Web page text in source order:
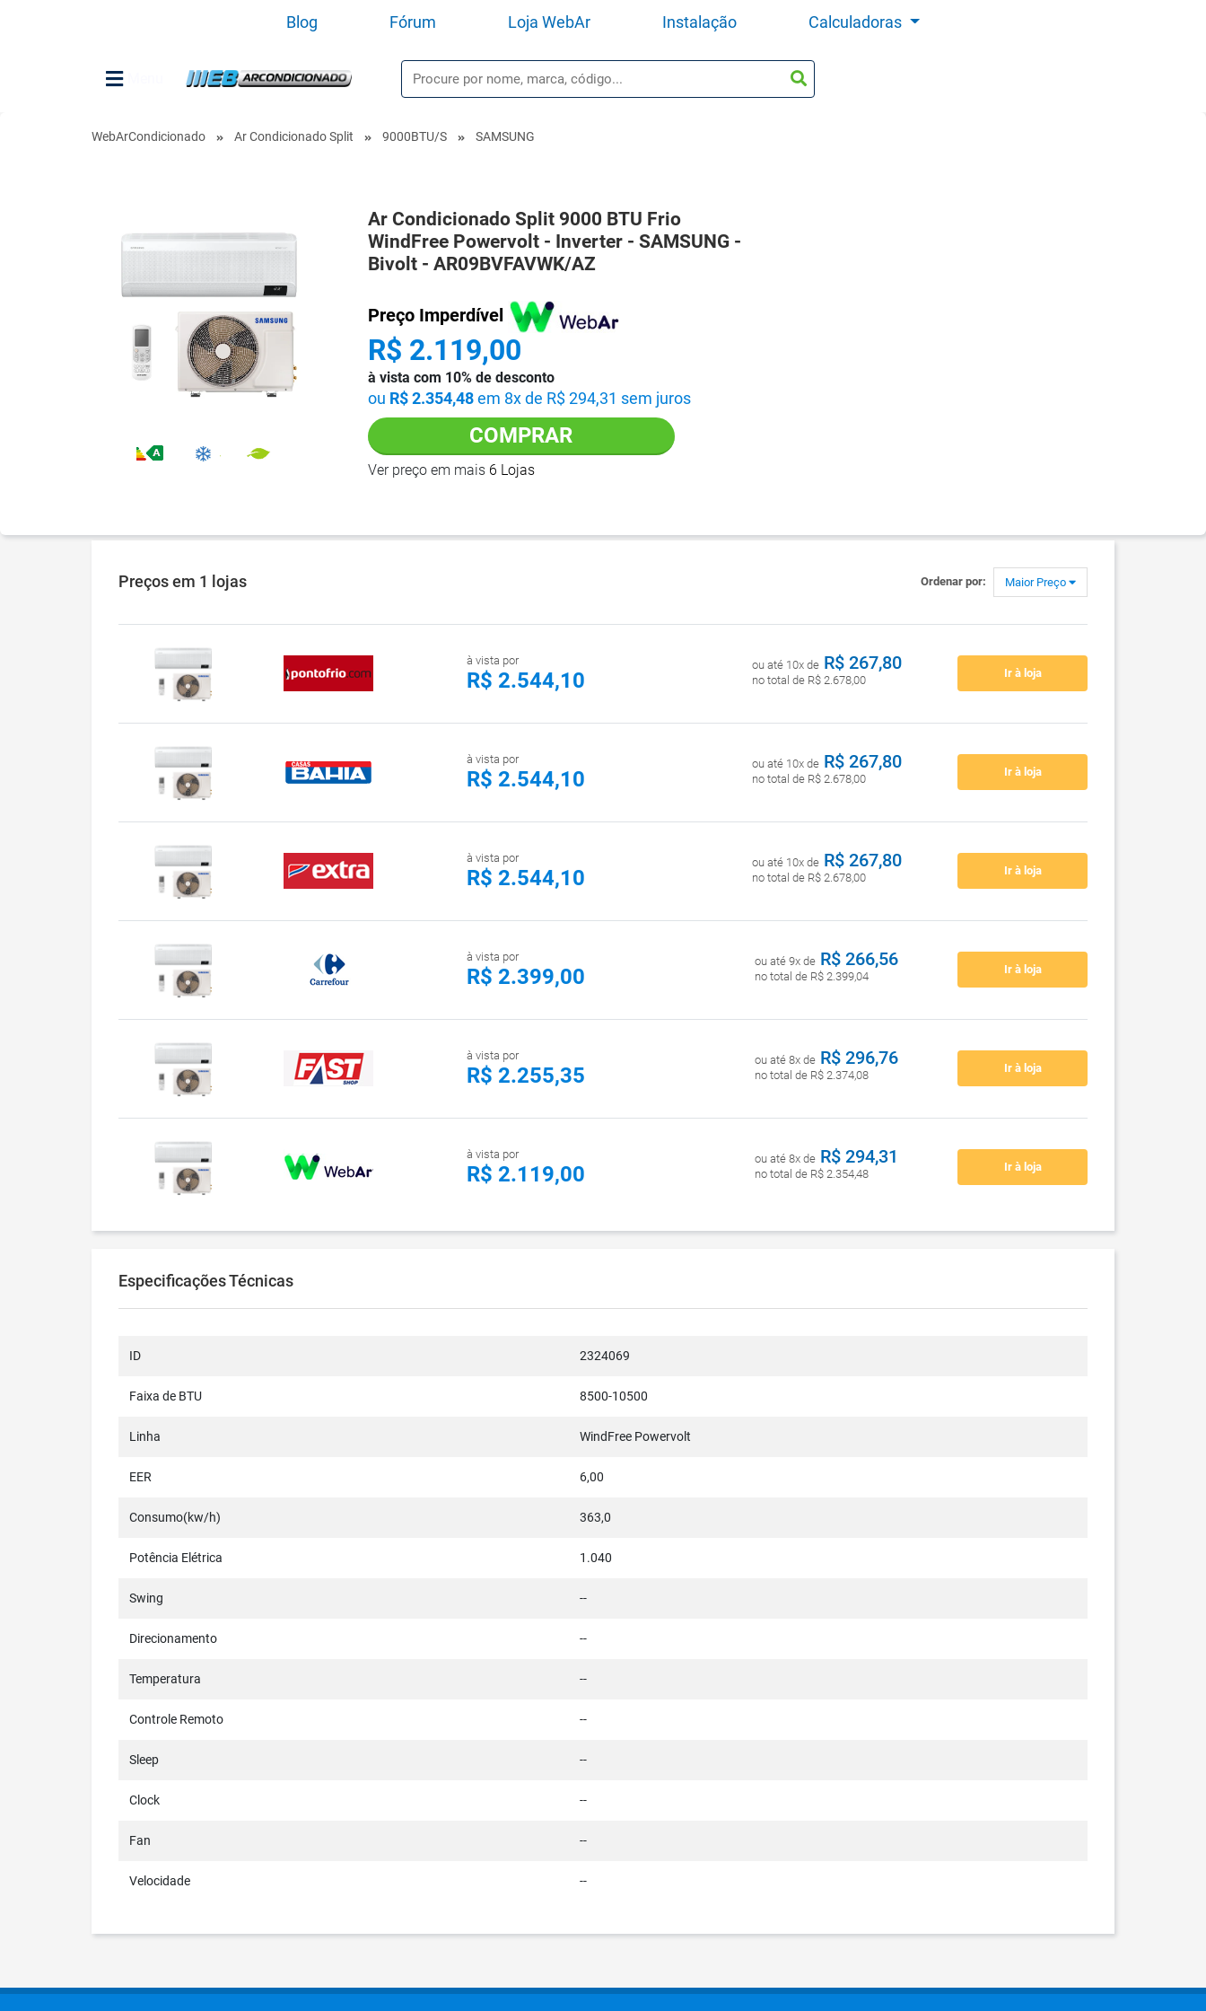
Blog Fórum Loja WebAr Instalação Calculadoras
WebArCondicionado Ar Condicionado Split 9000BTU/s SAMSUNG
Ar Condicionado Split 9000 BTU Frio
WindFree Powervolt - Inverter - SAMSUNG -
Bivolt - AR09BVFAVWK/AZ
Preço Imperdível
R$ 2.119,00
à vista com 10% de desconto
ou R$ 2.354,48em 8x de R$ 294,31 sem juros
COMPRAR
Ver preço em mais 6 Lojas
Preçosem 1 lojas Ordenar por: Maior Preço
à vista por
R$ 2.544,10
ou até 10x deR$ 267,80
no total de R$ 2.678,00
Ir à loja
à vista por
R$ 2.544,10
ou até 10x deR$ 267,80
no total de R$ 2.678,00
Ir à loja
à vista por
R$ 2.544,10
ou até 10x deR$ 267,80
no total de R$ 2.678,00
Ir à loja
à vista por
R$ 2.399,00
ou até 9x de R$ 266,56
no total de R$ 2.399,04
Ir à loja
à vista por
R$ 2.255,35
ou até 8x de R$ 296,76
no total de R$ 2.374,08
Ir à loja
à vista por
R$ 2.119,00
ou até 8x de R$ 294,31
no total de R$ 2.354,48
Ir à loja
Especificações Técnicas
ID 2324069
Faixa de BTU 8500-10500
Linha WindFree Powervolt
EER 6,00
Consumo(kw/h) 363,0
Potência Elétrica 1.040
Swing --
Direcionamento --
Temperatura --
Controle Remoto --
Sleep --
Clock --
Fan --
Velocidade --